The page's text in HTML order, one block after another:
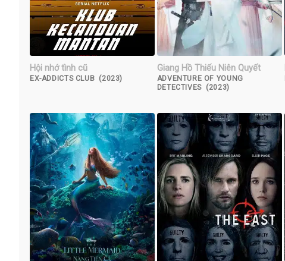
Hội nhớ tình cũ
EX-ADDICTS CLUB (2023)
Giang Hồ Thiếu Niên Quyết
ADVENTURE OF YOUNG
DETECTIVES (2023)